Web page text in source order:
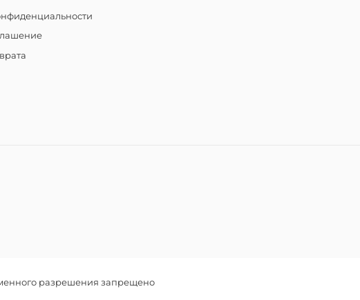
разрешения запрещено